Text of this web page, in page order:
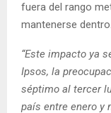
fuera del rango
mantenerse dentro.
“Este impacto ya
Ipsos, la
séptimo al tercer
país entre enero y